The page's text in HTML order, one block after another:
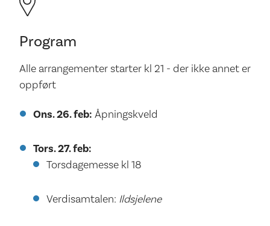
Program
Alle arrangementer starter kl 21 - der ikke annet er
oppført
Ons. 26. feb: Åpningskveld
Tors. 27. feb:
Torsdagemesse kl 18
Verdisamtalen: Ildsjelene